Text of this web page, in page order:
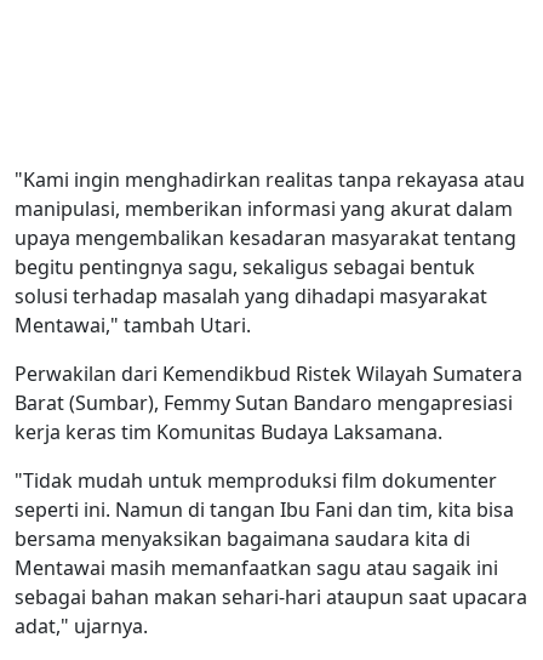
"Kami ingin menghadirkan realitas tanpa rekayasa atau
manipulasi, memberikan informasi yang akurat dalam
upaya mengembalikan kesadaran masyarakat tentang
begitu pentingnya sagu, sekaligus sebagai bentuk
solusi terhadap masalah yang dihadapi masyarakat
Mentawai," tambah Utari.
Perwakilan dari Kemendikbud Ristek Wilayah Sumatera
Barat (Sumbar), Femmy Sutan Bandaro mengapresiasi
kerja keras tim Komunitas Budaya Laksamana.
"Tidak mudah untuk memproduksi film dokumenter
seperti ini. Namun di tangan Ibu Fani dan tim, kita bisa
bersama menyaksikan bagaimana saudara kita di
Mentawai masih memanfaatkan sagu atau sagaik ini
sebagai bahan makan sehari-hari ataupun saat upacara
adat," ujarnya.